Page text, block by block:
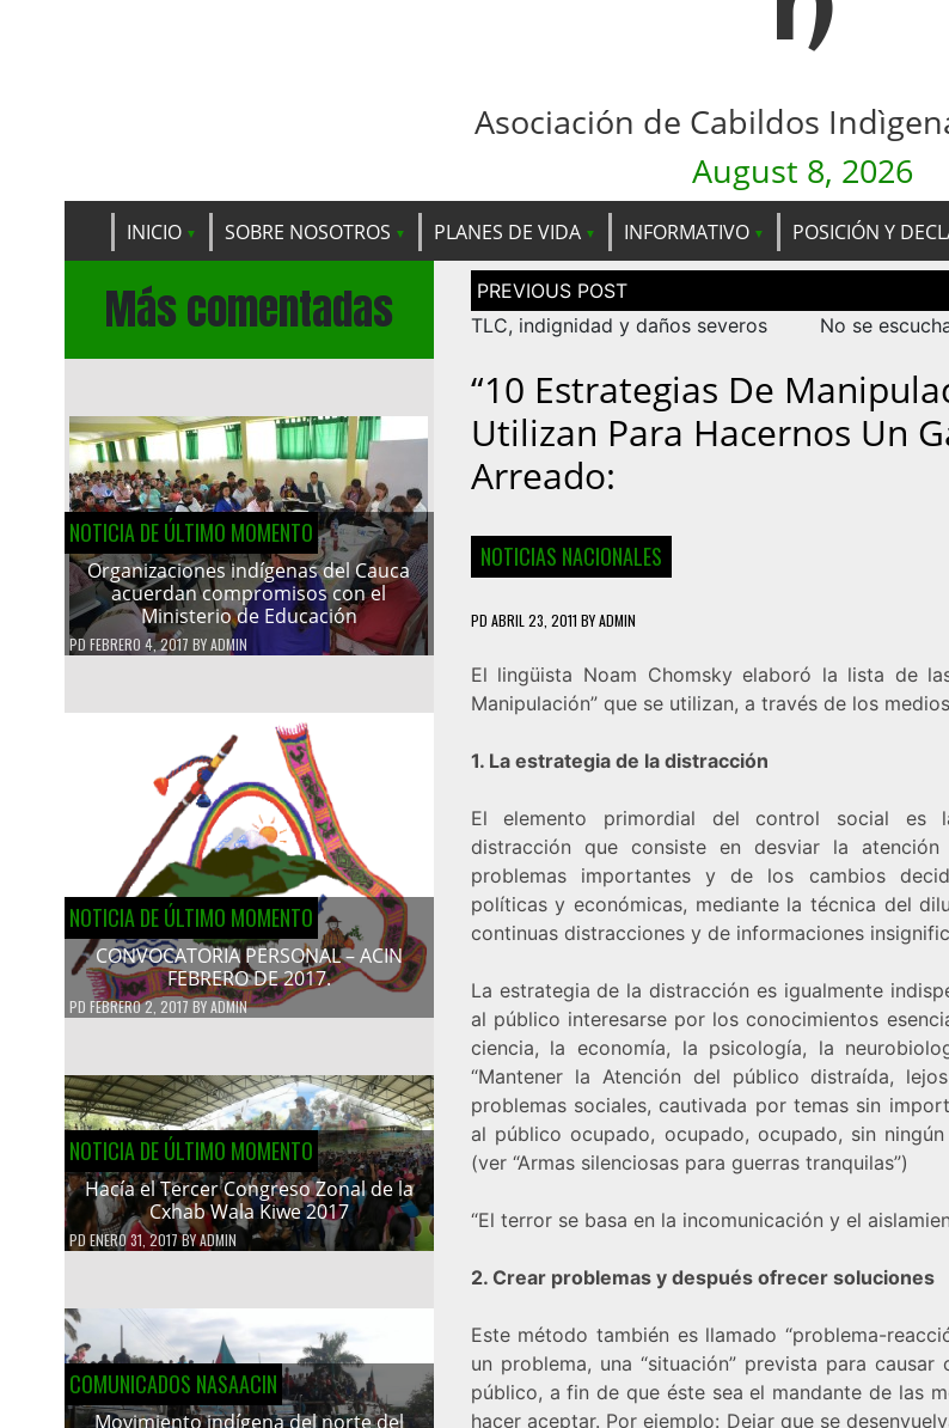
Asociación de Cabildos
August 8, 2026
INICIO SOBRE NOSOTROS PLANES DE VIDA INFORMATIVO POSICIÓN Y
Más comentadas
NOTICIA DE ÚLTIMO MOMENTO
Organizaciones indígenas del Cauca
acuerdan compromisos con el
Ministerio de Educación
PD FEBRERO 4, 2017 BYADMIN
NOTICIA DE ÚLTIMO MOMENTO
CONVOCATORIA PERSONAL – ACIN
FEBRERO DE 2017.
PD FEBRERO 2, 2017BYADMIN
NOTICIA DE ÚLTIMO MOMENTO
Hacía el Tercer Congreso Zonal de la
Cxhab Wala Kiwe 2017
PDENERO 31, 2017BYADMIN
COMUNICADOS NASAACIN
Movimiento indígena del norte del
Navegación
de
entradas
TLC, indignidad y daños severos No se
“10 Estrategias De
Utilizan Para Hacernos Un
Arreado:
NOTICIAS NACIONALES
PD ABRIL 23, 2011 BYADMIN
El lingüista Noam Chomsky elaboró la lista de
Manipulación” que se utilizan, a través de los
1. La estrategia de la distracción
El elemento primordial del control social es
distracción que consiste en desviar la
problemas importantes y de los cambios
políticas y económicas, mediante la técnica del
continuas distracciones y de informaciones
La estrategia de la distracción es igualmente
al público interesarse por los conocimientos
ciencia, la economía, la psicología, la
“Mantener la Atención del público distraída,
problemas sociales, cautivada por temas sin
al público ocupado, ocupado, ocupado, sin
(ver “Armas silenciosas para guerras tranquilas”)
“El terror se basa en la incomunicación y el
2. Crear problemas y después ofrecer soluciones
Este método también es llamado “problema-
un problema, una “situación” prevista para
público, a fin de que éste sea el mandante de las
hacer aceptar. Por ejemplo: Dejar que se